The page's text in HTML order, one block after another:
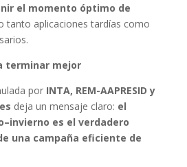
el momento óptimo de
tanto aplicaciones tardías como
terminar mejor
por INTA, REM-AAPRESID y
deja un mensaje claro: el
es el verdadero
una campaña eficiente de